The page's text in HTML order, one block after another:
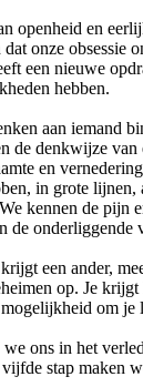
openheid en
onze obsessie
een nieuwe
hebben.
aan iemand
de denkwijze van
en
in grote lijnen,
kennen de pijn
de onderliggende
een ander,
op. Je
om je
ons in het
stap maken